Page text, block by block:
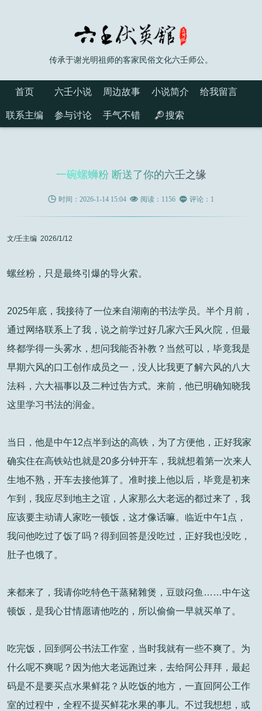
传承于谢光明祖师的客家民俗文化六壬师公。
首页 六壬小说 周边故事 小说简介 给我留言
联系主编 参与讨论 手气不错 搜索
一碗螺蛳粉 断送了你的六壬之缘
 时间：2026-1-14 15:04  阅读：1156  评论：1
文/壬主编 2026/1/12
螺丝粉，只是最终引爆的导火索。
2025年底，我接待了一位来自湖南的书法学员。半个月前，
通过网络联系上了我，说之前学过好几家六壬风火院，但最
终都学得一头雾水，想问我能否补教？当然可以，毕竟我是
早期六风的口工创作成员之一，没人比我更了解六风的八大
法科，六大福事以及二种过告方式。来前，他已明确知晓我
这里学习书法的润金。
当日，他是中午12点半到达的高铁，为了方便他，正好我家
确实住在高铁站也就是20多分钟开车，我就想着第一次来人
生地不熟，开车去接他算了。准时接上他以后，毕竟是初来
乍到，我应尽到地主之谊，人家那么大老远的都过来了，我
应该要主动请人家吃一顿饭，这才像话嘛。临近中午1点，
我问他吃过了饭了吗？得到回答是没吃过，正好我也没吃，
肚子也饿了。
来都来了，我请你吃特色干蒸豬雜煲，豆豉闷鱼……中午这
顿饭，是我心甘情愿请他吃的，所以偷偷一早就买单了。
吃完饭，回到阿公书法工作室，当时我就有一些不爽了。为
什么呢不爽呢？因为他大老远跑过来，去给阿公拜拜，最起
码是不是要买点水果鲜花？从吃饭的地方，一直回阿公工作
室的过程中，全程不提买鲜花水果的事儿。不过我想想，或